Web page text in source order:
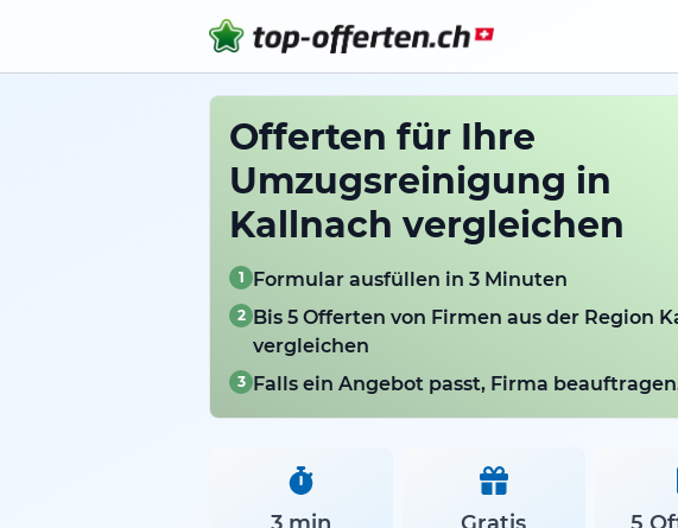
Offerten für Ihre
Umzugsreinigung in
Kallnach vergleichen
1 Formular ausfüllen in 3 Minuten
2 Bis 5 Offerten von Firmen aus der Region
vergleichen
3 Falls ein Angebot passt, Firma